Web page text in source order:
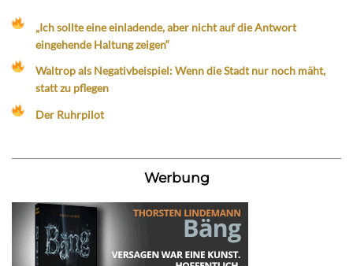
„Ich sollte eine einladende, aber nicht auf die Antwort
eingehende Haltung zeigen“
Waltrop als Negativbeispiel: Wenn die Stadt nur noch mäht,
statt zu pflegen
Der Ruhrpilot
Werbung